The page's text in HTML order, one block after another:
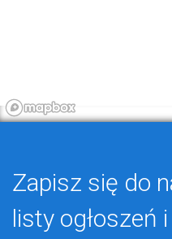
Zapisz się do
listy ogłoszeń